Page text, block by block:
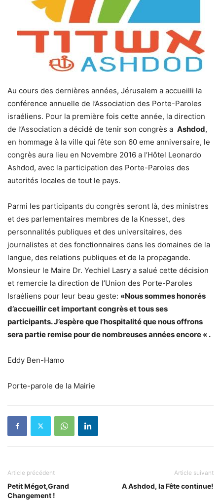
Au cours des dernières années, Jérusalem a accueilli la
conférence annuelle de l’Association des Porte-Paroles
israéliens. Pour la première fois cette année, la direction
de l’Association a décidé de tenir son congrès a Ashdod,
en hommage à la ville qui fête son 60 eme anniversaire, le
congrès aura lieu en Novembre 2016 a l’Hôtel Leonardo
Ashdod, avec la participation des Porte-Paroles des
autorités locales de tout le pays.
Parmi les participants du congrès seront là, des ministres
et des parlementaires membres de la Knesset, des
personnalités publiques et des universitaires, des
journalistes et des fonctionnaires dans les domaines de la
langue, des relations publiques et de la propagande.
Monsieur le Maire Dr. Yechiel Lasry a salué cette décision
et remercie la direction de l’Union des Porte-Paroles
Israéliens pour leur beau geste: «Nous sommes honorés
d’accueillir cet important congrès et tous ses
participants. J’espère que l’hospitalité que nous offrons
sera partie remise pour de nombreuses années encore « .
Eddy Ben-Hamo
Porte-parole de la Mairie
Article précédent
Petit Mégot,Grand
Changement !
Article suivant
A Ashdod, la Fête continue!